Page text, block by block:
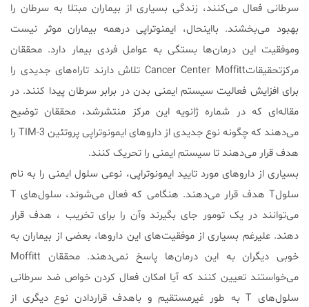
سرطانی فعال می‌کنند، زندگی بسیاری از بیماران مبتلا به سرطان را
بهبود می‌بخشند. بااینحال، ایمنوتراپی درهمه بیماران موثر نیست
وموفقیت این درمان‌ها بستگی به عوامل فردی بیمار دارد. محققان
مرکزتحقیقاتCancer Center Moffitt تلاش دارند تاراه‌های جدیدی را
برای افزایش فعالیت سیستم ایمنی بدن در برابر سرطان پیدا کنند. در
مقاله‌ای که در شماره ژانویه این مرکز منتشرشد، محققان توضیح
می‌دهند که چگونه نوع جدیدی از داروهای ایمونوتراپی پروتئین TIM-3 را
هدف قرار می‌دهند تا سیستم ایمنی را تحریک کنند.
بسیاری از داروهای مورد تایید ایمونوتراپی، نوعی سلول ایمنی را به نام
سلولT هدف قرار می‌دهند. هنگامی که فعال می‌شوند، سلول‌های T
می‌توانند در یک تومور جای بگیرند وآن را برای تخریب ، هدف قرار
دهند. علیرغم بسیاری از موفقیت‌های این داروها، بعضی از بیماران به
خوبی دیگران به این درمان‌ها پاسخ نمی‌دهند. محققان Moffitt
می‌خواستند تعیین کنند که آیا امکان فعال کردن خواص ضد سرطانی
سلول‌های T به طور غیرمستقیم و باهدف قراردادن نوع دیگری از